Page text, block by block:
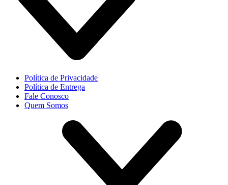
Política de Privacidade
Política de Entrega
Fale Conosco
Quem Somos